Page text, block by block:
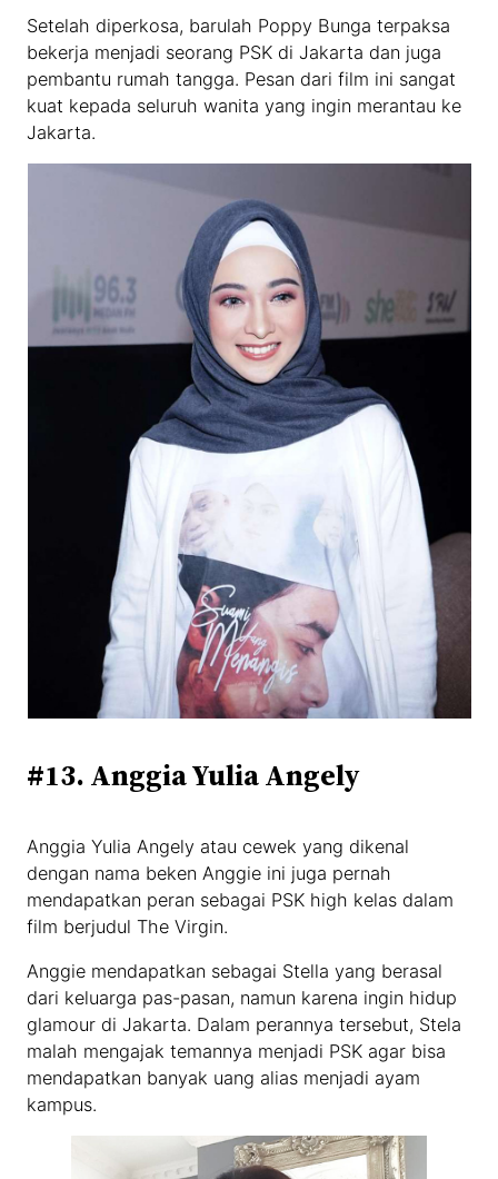
Setelah diperkosa, barulah Poppy Bunga terpaksa
bekerja menjadi seorang PSK di Jakarta dan juga
pembantu rumah tangga. Pesan dari film ini sangat
kuat kepada seluruh wanita yang ingin merantau ke
Jakarta.
#13. Anggia Yulia Angely
Anggia Yulia Angely atau cewek yang dikenal
dengan nama beken Anggie ini juga pernah
mendapatkan peran sebagai PSK high kelas dalam
film berjudul The Virgin.
Anggie mendapatkan sebagai Stella yang berasal
dari keluarga pas-pasan, namun karena ingin hidup
glamour di Jakarta. Dalam perannya tersebut, Stela
malah mengajak temannya menjadi PSK agar bisa
mendapatkan banyak uang alias menjadi ayam
kampus.